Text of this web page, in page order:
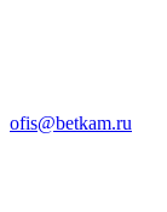
ofis@betkam.ru